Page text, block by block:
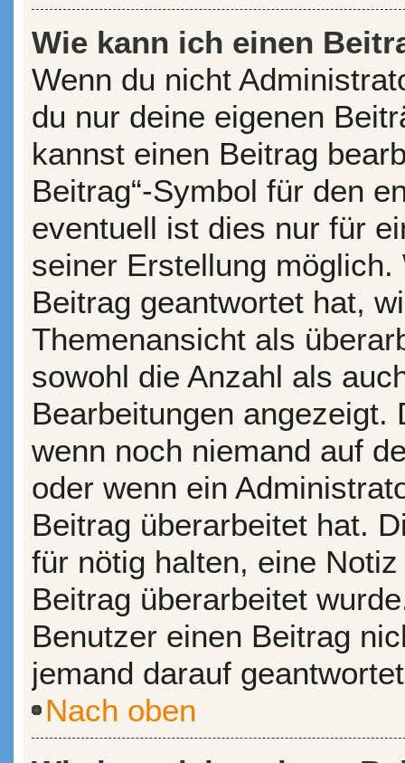
Wie kann ich einen
Wenn du nicht
du nur deine eigenen
kannst einen Beitrag
Beitrag“-Symbol für den
eventuell ist dies nur für
seiner Erstellung
Beitrag geantwortet hat,
Themenansicht als
sowohl die Anzahl als
Bearbeitungen
wenn noch niemand auf
oder wenn ein
Beitrag überarbeitet hat.
für nötig halten, eine
Beitrag überarbeitet
Benutzer einen Beitrag
jemand darauf
Nach oben